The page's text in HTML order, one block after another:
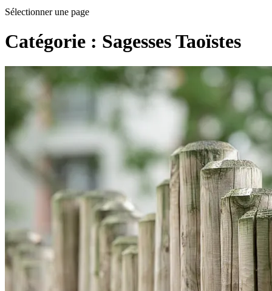
Sélectionner une page
Catégorie : Sagesses Taoïstes